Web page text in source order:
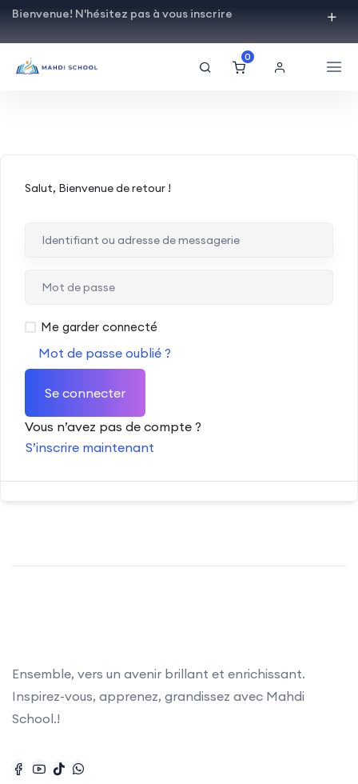
Bienvenue! N'hésitez pas à vous inscrire
0
Salut, Bienvenue de retour !
Me garder connecté
Mot de passe oublié ?
Se connecter
Vous n’avez pas de compte ?
S’inscrire maintenant
Ensemble, vers un avenir brillant et enrichissant.
Inspirez-vous, apprenez, grandissez avec Mahdi
School.!